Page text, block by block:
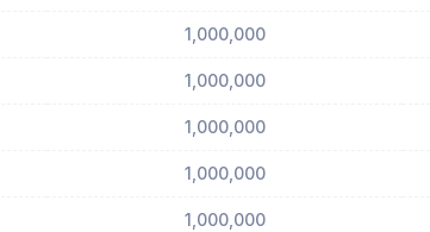
1,000,000
1,000,000
1,000,000
1,000,000
1,000,000